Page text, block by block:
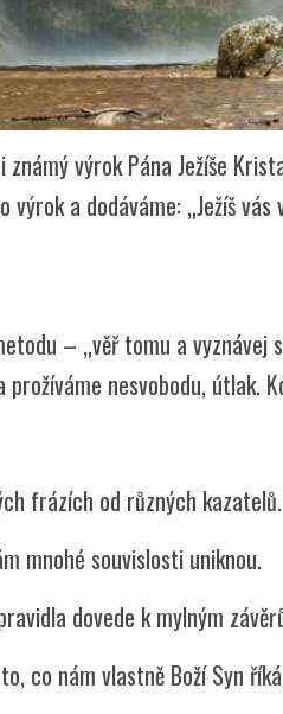
výrok Pána Ježíše
a dodáváme: „Ježíš
– „věř tomu a
prožíváme nesvobodu, útlak.
frázích od různých kazatelů.
mnohé souvislosti uniknou.
dovede k mylným
co nám vlastně Boží Syn